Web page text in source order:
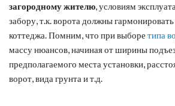
загородному жителю, условиям
забору, т.к. ворота должны
коттеджа. Помним, что при выборе типа
массу нюансов, начиная от ширины
предполагаемого места установки,
ворот, вида грунта и т.д.